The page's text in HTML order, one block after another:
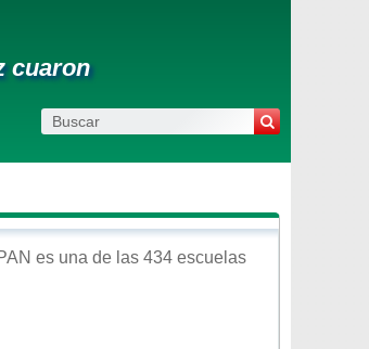
cuaron
es una de las 434 escuelas